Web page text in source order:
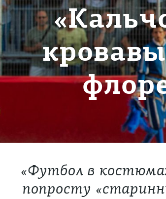
«Футбол в
попросту